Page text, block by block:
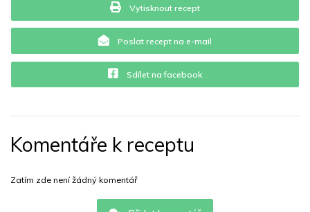
Vytisknout recept
Poslat recept na e-mail
Sdílet na facebook
Komentáře k receptu
Zatím zde není žádný komentář